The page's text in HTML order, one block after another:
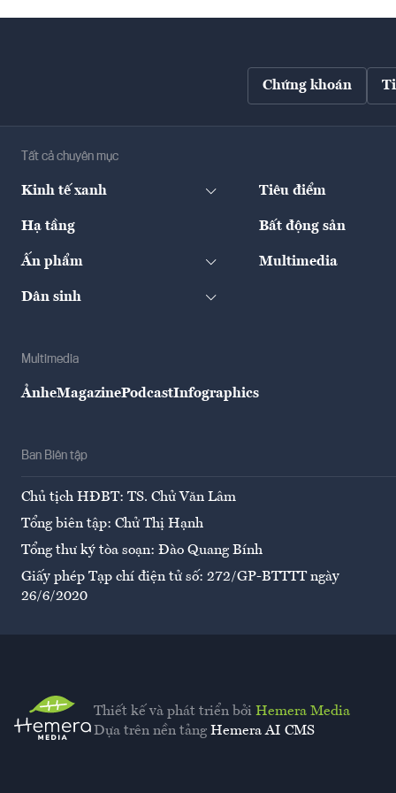
Chứng khoán
Tất cả chuyên mục
Kinh tế xanh Tiêu điểm
Hạ tầng Bất động sản
Ấn phẩm Multimedia
Dân sinh
Multimedia
ẢnheMagazinePodcastInfographics
Ban Biên tập
Chủ tịch HĐBT: TS. Chử Văn Lâm
Tổng biên tập: Chử Thị Hạnh
Tổng thư ký tòa soạn: Đào Quang Bính
Giấy phép Tạp chí điện tử số: 272/GP-BTTTT ngày
26/6/2020
Thiết kế và phát triển bởi Hemera Media
Dựa trên nền tảng Hemera AI CMS